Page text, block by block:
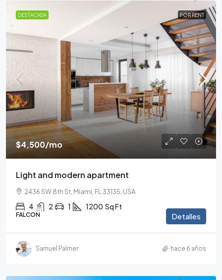
DESTACADA FOR RENT
$4,500/mo
Light and modern apartment
2436 SW 8th St, Miami, FL 33135, USA
4 2 1 1200 Sq Ft
FALCON Detalles
Samuel Palmer hace 6 años